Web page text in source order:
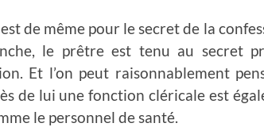
de même pour le secret de la
le prêtre est tenu au secret
Et l’on peut raisonnablement
de lui une fonction cléricale est
le personnel de santé.